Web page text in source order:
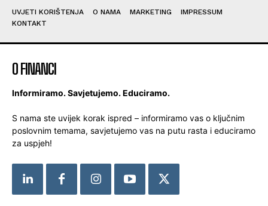
UVJETI KORIŠTENJA O NAMA MARKETING
IMPRESSUM
KONTAKT
O FINANCI
Informiramo. Savjetujemo. Educiramo.
S nama ste uvijek korak ispred – informiramo vas o ključnim
poslovnim temama, savjetujemo vas na putu rasta i educiramo
za uspjeh!